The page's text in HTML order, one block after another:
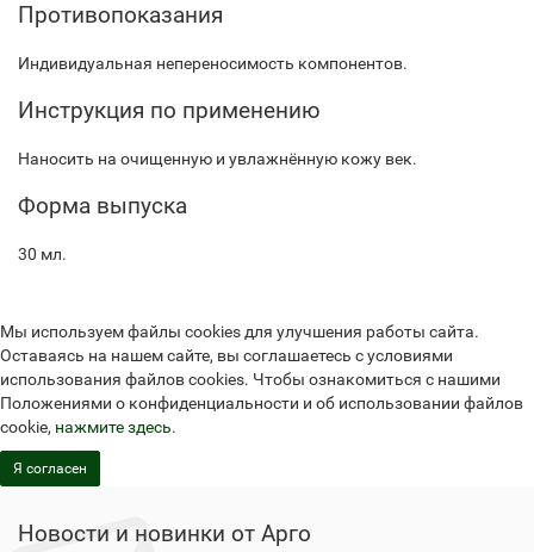
Противопоказания
Индивидуальная непереносимость компонентов.
Инструкция по применению
Наносить на очищенную и увлажнённую кожу век.
Форма выпуска
30 мл.
Мы используем файлы cookies для улучшения работы сайта.
Оставаясь на нашем сайте, вы соглашаетесь с условиями
использования файлов cookies. Чтобы ознакомиться с нашими
Положениями о конфиденциальности и об использовании файлов
cookie, нажмите здесь.
Я согласен
Новости и новинки от Арго